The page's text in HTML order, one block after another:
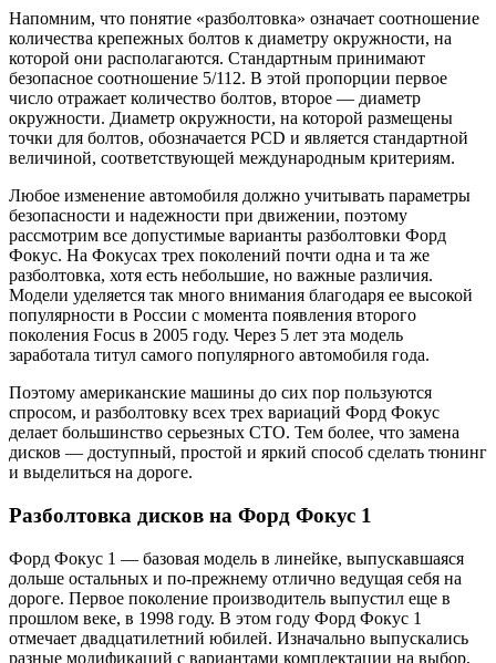
Напомним, что понятие «разболтовка» означает соотношение
количества крепежных болтов к диаметру окружности, на
которой они располагаются. Стандартным принимают
безопасное соотношение 5/112. В этой пропорции первое
число отражает количество болтов, второе — диаметр
окружности. Диаметр окружности, на которой размещены
точки для болтов, обозначается PCD и является стандартной
величиной, соответствующей международным критериям.
Любое изменение автомобиля должно учитывать параметры
безопасности и надежности при движении, поэтому
рассмотрим все допустимые варианты разболтовки Форд
Фокус. На Фокусах трех поколений почти одна и та же
разболтовка, хотя есть небольшие, но важные различия.
Модели уделяется так много внимания благодаря ее высокой
популярности в России с момента появления второго
поколения Focus в 2005 году. Через 5 лет эта модель
заработала титул самого популярного автомобиля года.
Поэтому американские машины до сих пор пользуются
спросом, и разболтовку всех трех вариаций Форд Фокус
делает большинство серьезных СТО. Тем более, что замена
дисков — доступный, простой и яркий способ сделать тюнинг
и выделиться на дороге.
Разболтовка дисков на Форд Фокус 1
Форд Фокус 1 — базовая модель в линейке, выпускавшаяся
дольше остальных и по-прежнему отлично ведущая себя на
дороге. Первое поколение производитель выпустил еще в
прошлом веке, в 1998 году. В этом году Форд Фокус 1
отмечает двадцатилетний юбилей. Изначально выпускались
разные модификаций с вариантами комплектации на выбор,